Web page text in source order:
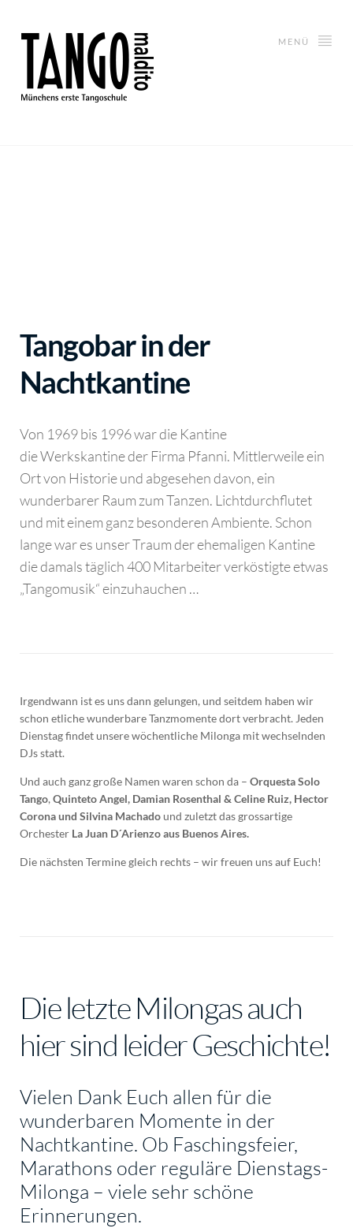
MENÜ
Tangobar in der
Nachtkantine
Von 1969 bis 1996 war die Kantine
die Werkskantine der Firma Pfanni. Mittlerweile ein
Ort von Historie und abgesehen davon, ein
wunderbarer Raum zum Tanzen. Lichtdurchflutet
und mit einem ganz besonderen Ambiente. Schon
lange war es unser Traum der ehemaligen Kantine
die damals täglich 400 Mitarbeiter verköstigte etwas
„Tangomusik“ einzuhauchen …
Irgendwann ist es uns dann gelungen, und seitdem haben wir
schon etliche wunderbare Tanzmomente dort verbracht. Jeden
Dienstag findet unsere wöchentliche Milonga mit wechselnden
DJs statt.
Und auch ganz große Namen waren schon da – Orquesta Solo
Tango, Quinteto Angel, Damian Rosenthal & Celine Ruiz, Hector
Corona und Silvina Machado und zuletzt das grossartige
Orchester La Juan D´Arienzo aus Buenos Aires.
Die nächsten Termine gleich rechts – wir freuen uns auf Euch!
Die letzte Milongas auch
hier sind leider Geschichte!
Vielen Dank Euch allen für die
wunderbaren Momente in der
Nachtkantine. Ob Faschingsfeier,
Marathons oder reguläre Dienstags-
Milonga – viele sehr schöne
Erinnerungen.